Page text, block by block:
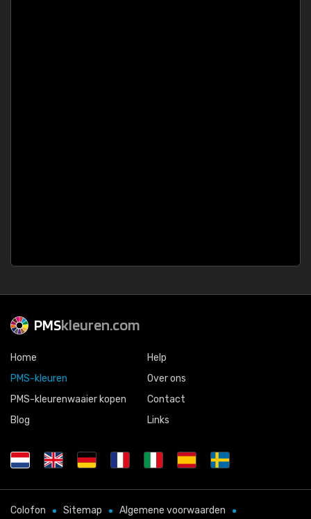
PMSkleuren.com
Home
PMS-kleuren
PMS-kleurenwaaier kopen
Blog
Help
Over ons
Contact
Links
Colofon Sitemap Algemene voorwaarden